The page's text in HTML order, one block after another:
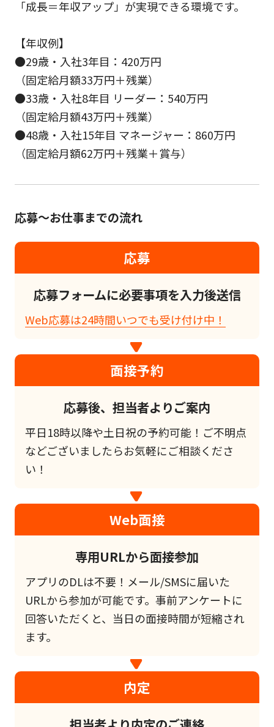
「成長＝年収アップ」が実現できる環境です。
【年収例】
●29歳・入社3年目：420万円
（固定給月額33万円＋残業）
●33歳・入社8年目 リーダー：540万円
（固定給月額43万円＋残業）
●48歳・入社15年目 マネージャー：860万円
（固定給月額62万円＋残業＋賞与）
応募～お仕事までの流れ
応募
応募フォームに必要事項を入力後送信
Web応募は24時間いつでも受け付け中！
面接予約
応募後、担当者よりご案内
平日18時以降や土日祝の予約可能！ご不明点
などございましたらお気軽にご相談くださ
い！
Web面接
専用URLから面接参加
アプリのDLは不要！メール/SMSに届いた
URLから参加が可能です。事前アンケートに
回答いただくと、当日の面接時間が短縮され
ます。
内定